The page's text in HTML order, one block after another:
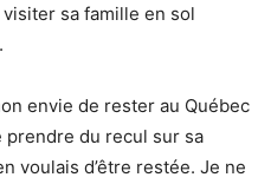
sa famille en sol
envie de rester au Québec
du recul sur sa
voulais d’être restée. Je ne